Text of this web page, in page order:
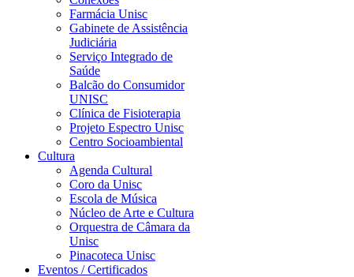
Farmácia Unisc
Gabinete de Assistência
Judiciária
Serviço Integrado de
Saúde
Balcão do Consumidor
UNISC
Clínica de Fisioterapia
Projeto Espectro Unisc
Centro Socioambiental
Cultura
Agenda Cultural
Coro da Unisc
Escola de Música
Núcleo de Arte e Cultura
Orquestra de Câmara da
Unisc
Pinacoteca Unisc
Eventos / Certificados